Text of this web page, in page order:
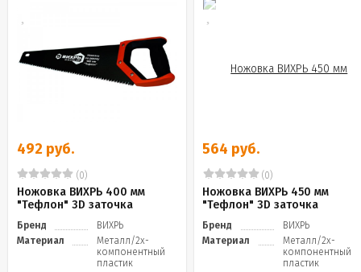
492 руб.
(0)
Ножовка ВИХРЬ 400 мм
"Тефлон" 3D заточка
Бренд
ВИХРЬ
Материал
Металл/2х-
компонентный
пластик
564 руб.
(0)
Ножовка ВИХРЬ 450 мм
"Тефлон" 3D заточка
Бренд
ВИХРЬ
Материал
Металл/2х-
компонентный
пластик